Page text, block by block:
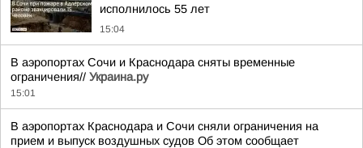
исполнилось 55 лет
15:04
В аэропортах Сочи и Краснодара сняты временные
ограничения// Украина.ру
15:01
В аэропортах Краснодара и Сочи сняли ограничения на
прием и выпуск воздушных судов Об этом сообщает